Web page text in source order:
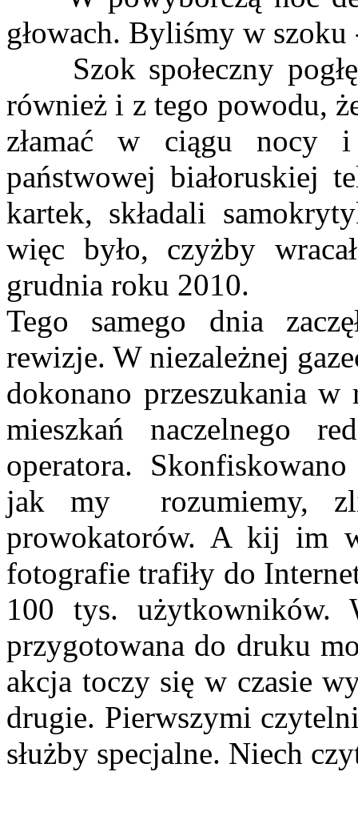
głowach. Byliśmy w szoku
Szok społeczny
również i z tego powodu,
złamać w ciągu
państwowej białoruskiej
kartek, składali
więc było, czyżby
grudnia roku 2010.
Tego samego dnia
rewizje. W niezależnej
dokonano przeszukania
mieszkań naczelnego
operatora.
jak my rozumiemy,
prowokatorów. A kij im
fotografie trafiły do
100 tys. użytkowników.
przygotowana do druku
akcja toczy się w czasie
drugie. Pierwszymi
służby specjalne. Niech